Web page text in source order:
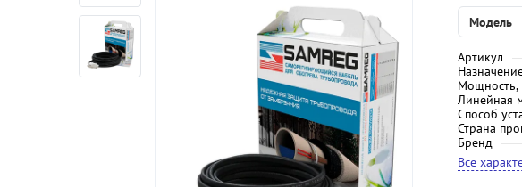
Модель
Артикул
Мощность,
Линейная
Способ
Страна
Бренд
Все